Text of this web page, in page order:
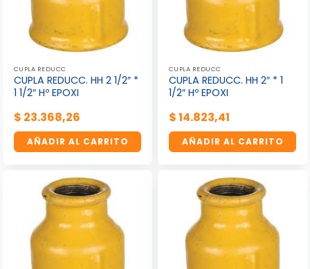
CUPLA REDUCC
CUPLA REDUCC. HH 2 1/2″ *
1 1/2″ Hº EPOXI
$ 23.368,26
AÑADIR AL CARRITO
CUPLA REDUCC
CUPLA REDUCC. HH 2″ * 1
1/2″ Hº EPOXI
$14.823,41
AÑADIR AL CARRITO